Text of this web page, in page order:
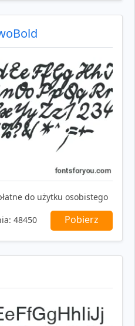
do użytku osobistego
48450 Pobierz